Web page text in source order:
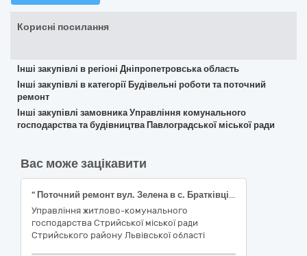
Корисні посилання
Інші закупівлі в регіоні Дніпропетровська область
Інші закупівлі в категорії Будівельні роботи та поточний
ремонт
Інші закупівлі замовника Управління комунального
господарства та будівництва Павлоградської міської ради
Вас може зацікавити
" Поточний ремонт вул. Зелена в с. Братківці Стрийського району Львівської області "
Управління житлово-комунального
господарства Стрийської міської ради
Стрийського району Львівської області